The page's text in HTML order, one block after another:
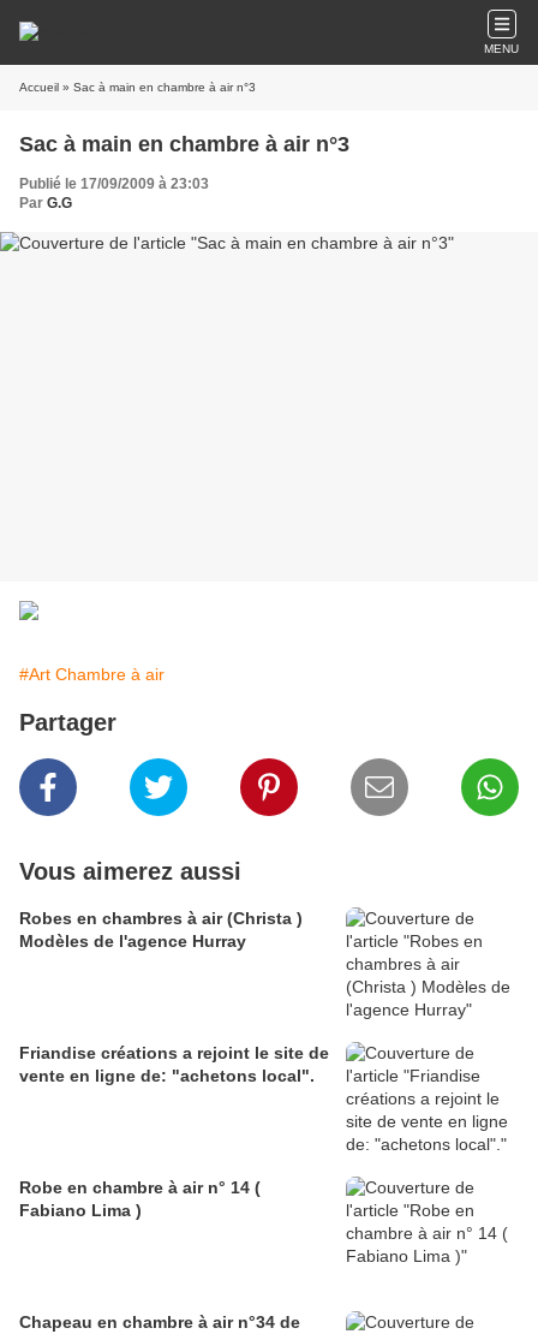
MENU
Accueil » Sac à main en chambre à air n°3
Sac à main en chambre à air n°3
Publié le 17/09/2009 à 23:03
Par G.G
#Art Chambre à air
Partager
Vous aimerez aussi
Robes en chambres à air (Christa )
Modèles de l'agence Hurray
Friandise créations a rejoint le site de
vente en ligne de: "achetons local".
Robe en chambre à air n° 14 (
Fabiano Lima )
Chapeau en chambre à air n°34 de